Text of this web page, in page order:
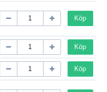
Köp
Köp
Köp